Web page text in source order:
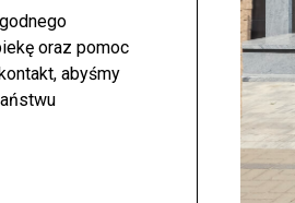
oraz pomoc
abyśmy